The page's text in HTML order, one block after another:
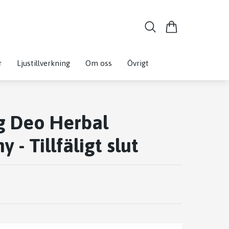
Ljustillverkning Om oss Övrigt
Deo Herbal
- Tillfäligt slut